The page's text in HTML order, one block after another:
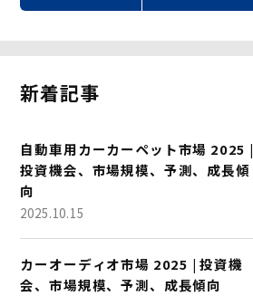
新着記事
自動車用カーカーペット市場 2025 |
投資機会、市場規模、予測、成長傾
向
2025.10.15
カーオーディオ市場 2025 | 投資機
会、市場規模、予測、成長傾向